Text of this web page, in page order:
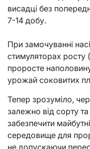
висадці без
7-14 добу.
При замочуванні
стимуляторах росту
проросте
урожай соковитих
Тепер зрозуміло,
залежно від сорту
забезпечити
середовище для